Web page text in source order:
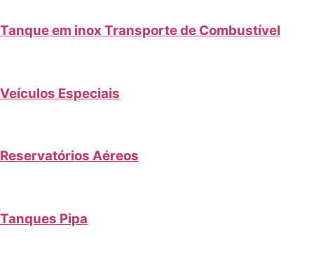
Tanque em inox Transporte de Combustível
Veículos Especiais
Reservatórios Aéreos
Tanques Pipa